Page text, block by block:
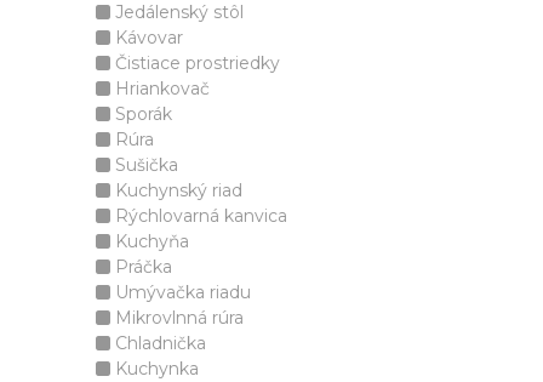
Jedálenský stôl
Kávovar
Čistiace prostriedky
Hriankovač
Sporák
Rúra
Sušička
Kuchynský riad
Rýchlovarná kanvica
Kuchyňa
Práčka
Umývačka riadu
Mikrovlnná rúra
Chladnička
Kuchynka